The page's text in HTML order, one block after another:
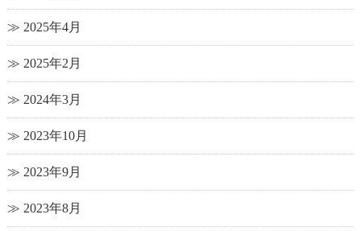
2025年4月
2025年2月
2024年3月
2023年10月
2023年9月
2023年8月